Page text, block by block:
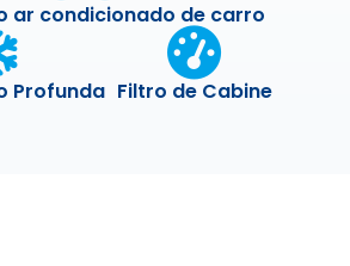
ar condicionado de carro
Profunda Filtro de Cabine